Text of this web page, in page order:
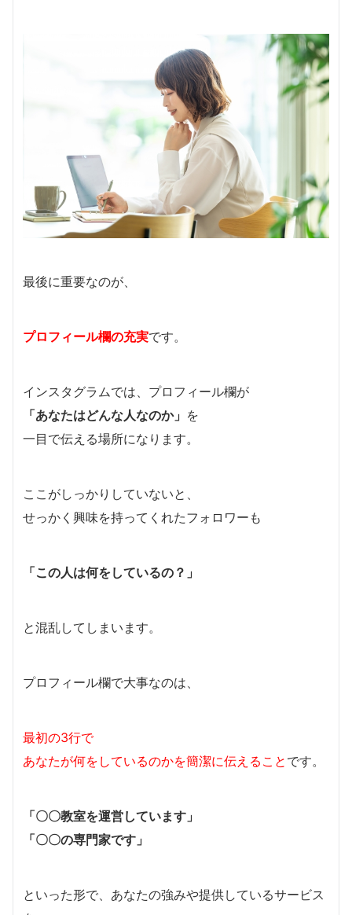
最後に重要なのが、
プロフィール欄の充実です。
インスタグラムでは、プロフィール欄が
「あなたはどんな人なのか」 を
一目で伝える場所になります。
ここがしっかりしていないと、
せっかく興味を持ってくれたフォロワーも
「この人は何をしているの？」
と混乱してしまいます。
プロフィール欄で大事なのは、
最初の3行で
あなたが何をしているのかを簡潔に伝えること です。
「〇〇教室を運営しています」
「〇〇の専門家です」
といった形で、あなたの強みや提供しているサービス